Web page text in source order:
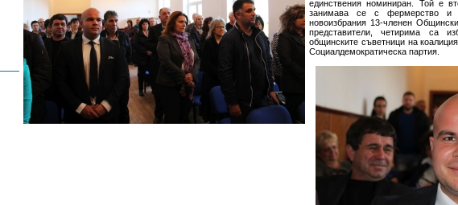
единствения номиниран. Той е
занимава се с фермерство и
новоизбрания 13-членен
представители, четирима са
общинските съветници на
Социалдемократическа партия.